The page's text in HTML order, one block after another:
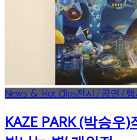
News & Hot Clips전시/공연/행
KAZE PARK (박승우